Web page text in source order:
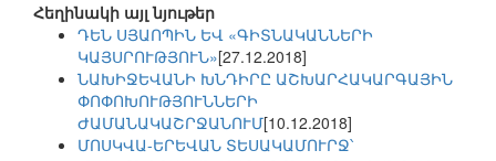
Հեղինակի այլ նյութեր
ԴԵՆ ՍՅԱՈՊԻՆ ԵՎ «ԳԻՏՆԱԿԱՆՆԵՐԻ
ԿԱՅՍՐՈՒԹՅՈՒՆ»[27.12.2018]
ՆԱԽԻՋԵՎԱՆԻ ԽՆԴԻՐԸ ԱՇԽԱՐՀԱԿԱՐԳԱՅԻՆ
ՓՈՓՈԽՈՒԹՅՈՒՆՆԵՐԻ
ԺԱՄԱՆԱԿԱՇՐՋԱՆՈՒՄ[10.12.2018]
ՄՈՍԿՎԱ-ԵՐԵՎԱՆ ՏԵՍԱԿԱՄՈՒՐՋ՝